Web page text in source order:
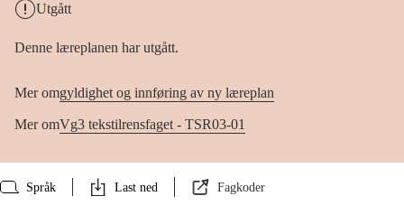
Utgått
Denne læreplanen har utgått.
Mer omgyldighet og innføring av ny læreplan
Mer omVg3 tekstilrensfaget - TSR03-01
Språk Last ned Fagkoder